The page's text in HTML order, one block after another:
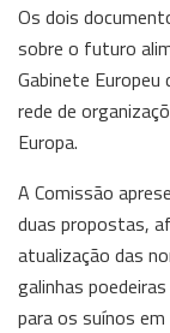
Os dois
sobre o futuro
Gabinete Europeu
rede de
Europa.
A Comissão
duas propostas,
atualização das
galinhas
para os suínos